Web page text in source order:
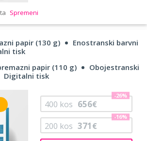
Spremeni
papir (130 g)
Enostranski barvni
tisk
papir (110 g)
Obojestranski
Digitalni tisk
200 kos 371€
-16%
400 kos 656€
-26%